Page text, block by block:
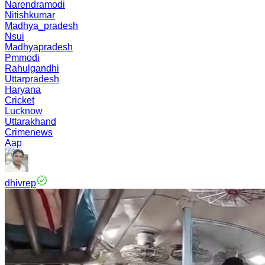
Narendramodi
Nitishkumar
Madhya_pradesh
Nsui
Madhyapradesh
Pmmodi
Rahulgandhi
Uttarpradesh
Haryana
Cricket
Lucknow
Uttarakhand
Crimenews
Aap
dhivrep